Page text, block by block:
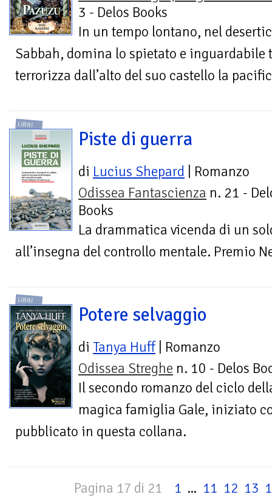
3 - Delos Books
In un tempo lontano, nel
Sabbah, domina lo spietato e
terrorizza dall’alto del suo castello la
LIBRI
Piste di guerra
di Lucius Shepard | Romanzo
Odissea Fantascienza n. 21 -
Books
La drammatica vicenda di un
all’insegna del controllo mentale. Premio
LIBRI
Potere selvaggio
di Tanya Huff| Romanzo
Odissea Streghe n. 10 - Delos
Il secondo romanzo del ciclo
magica famiglia Gale, iniziato
pubblicato in questa collana.
Pagina 17 di 21 1 ... 11 12 13